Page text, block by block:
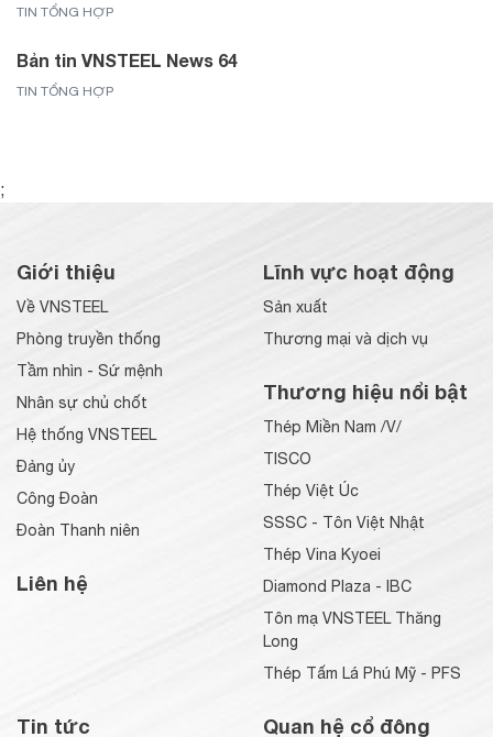
TIN TỔNG HỢP
Bản tin VNSTEEL News 64
TIN TỔNG HỢP
;
Giới thiệu
Về VNSTEEL
Phòng truyền thống
Tầm nhìn - Sứ mệnh
Nhân sự chủ chốt
Hệ thống VNSTEEL
Đảng ủy
Công Đoàn
Đoàn Thanh niên
Liên hệ
Lĩnh vực hoạt động
Sản xuất
Thương mại và dịch vụ
Thương hiệu nổi bật
Thép Miền Nam /V/
TISCO
Thép Việt Úc
SSSC - Tôn Việt Nhật
Thép Vina Kyoei
Diamond Plaza - IBC
Tôn mạ VNSTEEL Thăng
Long
Thép Tấm Lá Phú Mỹ - PFS
Tin tức Quan hệ cổ đông